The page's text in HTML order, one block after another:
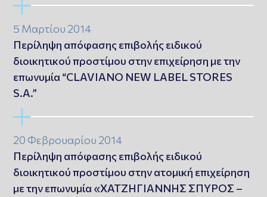
5 Μαρτίου 2014
Περίληψη απόφασης επιβολής ειδικού
διοικητικού προστίμου στην επιχείρηση με την
επωνυμία “CLAVIANO NEW LABEL STORES
S.A.”
20 Φεβρουαρίου 2014
Περίληψη απόφασης επιβολής ειδικού
διοικητικού προστίμου στην ατομική επιχείρηση
με την επωνυμία «ΧΑΤΖΗΓΙΑΝΝΗΣ ΣΠΥΡΟΣ –